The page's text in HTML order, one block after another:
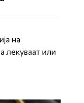
на
лекуваат или